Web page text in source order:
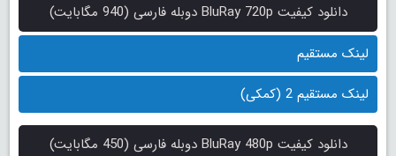
دانلود کیفیت BluRay 720p دوبله فارسی (940 مگابایت)
لینک مستقیم
لینک مستقیم 2 (کمکی)
دانلود کیفیت BluRay 480p دوبله فارسی (450 مگابایت)